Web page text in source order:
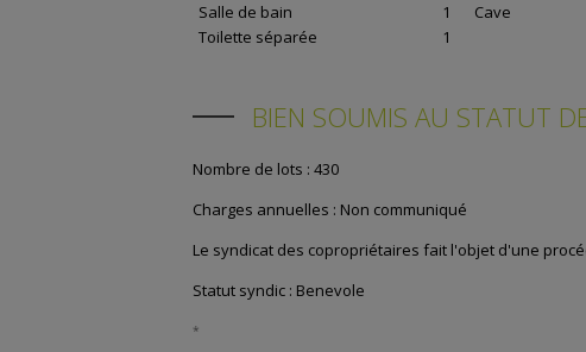
Salle de bain
1
Toilette séparée
1
Cave
BIEN SOUMIS AU STATUT
Nombre de lots : 430
Charges annuelles : Non communiqué
Le syndicat des copropriétaires fait l'objet d'une
Statut syndic : Benevole
*